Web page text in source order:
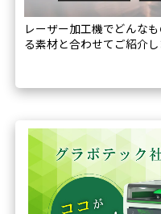
レーザー加工機でどんな
る素材と合わせてご紹介し